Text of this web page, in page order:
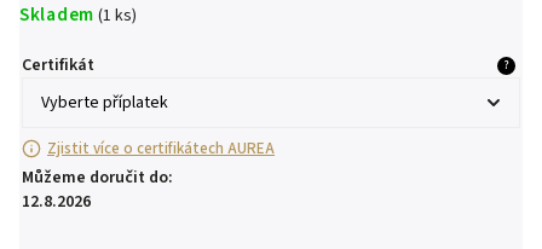
Skladem (1 ks)
Certifikát ?
Zjistit více o certifikátech AUREA
Můžeme doručit do:
12.8.2026